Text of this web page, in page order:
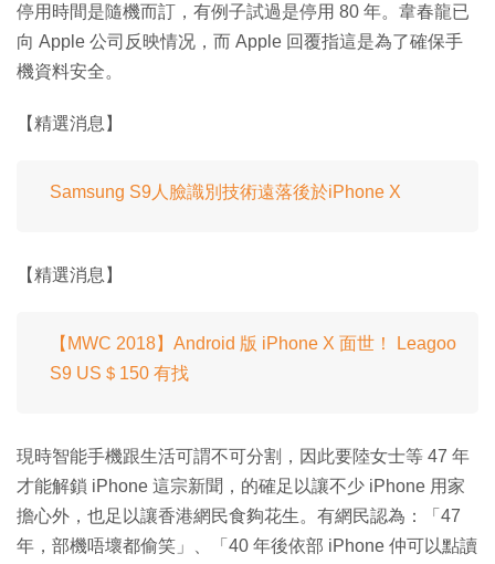
停用時間是隨機而訂，有例子試過是停用 80 年。韋春龍已
向 Apple 公司反映情况，而 Apple 回覆指這是為了確保手
機資料安全。
【精選消息】
Samsung S9人臉識別技術遠落後於iPhone X
【精選消息】
【MWC 2018】Android 版 iPhone X 面世！ Leagoo
S9 US＄150 有找
現時智能手機跟生活可謂不可分割，因此要陸女士等 47 年
才能解鎖 iPhone 這宗新聞，的確足以讓不少 iPhone 用家
擔心外，也足以讓香港網民食夠花生。有網民認為：「47
年，部機唔壞都偷笑」、「40 年後依部 iPhone 仲可以點讀